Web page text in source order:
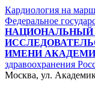
Кардиология на
Федеральное
ИМЕНИ
здравоохранения
Москва, ул.